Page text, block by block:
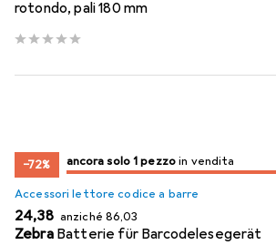
rotondo, pali 180 mm
−72% solo 1 pezzo in vendita
ancora solo 1 pezzoin vendita
Accessori lettore codice a barre
EUR
24,38 anziché EUR
86,03
Zebra Batterie für Barcodelesegerät